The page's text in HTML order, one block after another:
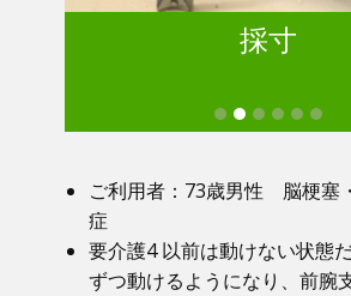
採寸
ご利用者：73歳男性 脳梗塞
症
要介護4 以前は動けない状態
ずつ動けるようになり、前腕